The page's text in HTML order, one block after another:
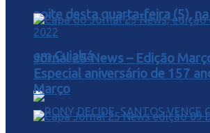
noite desta quarta-feira (5),
em Cuiabá
Jornal 25 News – Edição
Especial aniversário de 157
Março